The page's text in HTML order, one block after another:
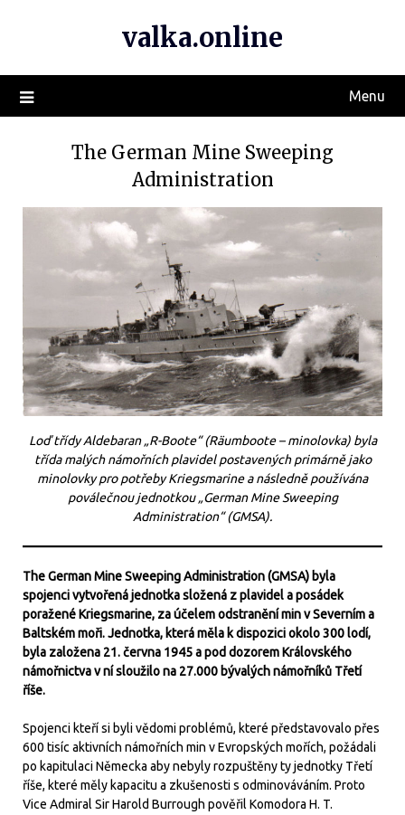
valka.online
Menu
The German Mine Sweeping
Administration
Loď třídy Aldebaran „R-Boote“ (Räumboote – minolovka) byla
třída malých námořních plavidel postavených primárně jako
minolovky pro potřeby Kriegsmarine a následně používána
poválečnou jednotkou „German Mine Sweeping
Administration“ (GMSA).
The German Mine Sweeping Administration (GMSA) byla
spojenci vytvořená jednotka složená z plavidel a posádek
poražené Kriegsmarine, za účelem odstranění min v Severním a
Baltském moři. Jednotka, která měla k dispozici okolo 300 lodí,
byla založena 21. června 1945 a pod dozorem Královského
námořnictva v ní sloužilo na 27.000 bývalých námořníků Třetí
říše.
Spojenci kteří si byli vědomi problémů, které představovalo přes
600 tisíc aktivních námořních min v Evropských mořích, požádali
po kapitulaci Německa aby nebyly rozpuštěny ty jednotky Třetí
říše, které měly kapacitu a zkušenosti s odminováváním. Proto
Vice Admiral Sir Harold Burrough pověřil Komodora H. T.